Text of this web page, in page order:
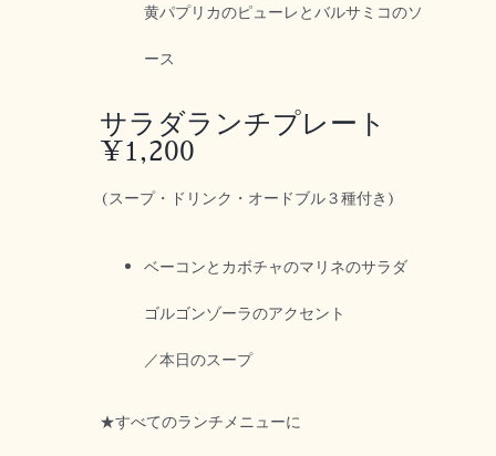
黄パプリカのピューレとバルサミコのソ
ース
サラダランチプレート
¥1,200
(スープ・ドリンク・オードブル３種付き)
ベーコンとカボチャのマリネのサラダ
ゴルゴンゾーラのアクセント
／本日のスープ
★すべてのランチメニューに